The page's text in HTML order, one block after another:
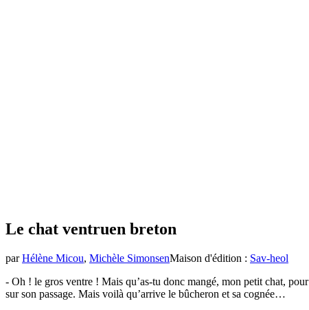
Le chat ventruen breton
par Hélène Micou, Michèle SimonsenMaison d'édition : Sav-heol
- Oh ! le gros ventre ! Mais qu’as-tu donc mangé, mon petit chat,
sur son passage. Mais voilà qu’arrive le bûcheron et sa cognée…